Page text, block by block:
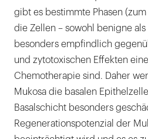
gibt es bestimmte Phasen
die Zellen – sowohl benigne
besonders empfindlich
und zytotoxischen Effekten
Chemotherapie sind. Daher
Mukosa die basalen
Basalschicht besonders
Regenerationspotenzial der